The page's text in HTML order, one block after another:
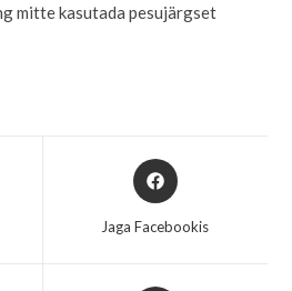
mitte kasutada pesujärgset
Jaga Facebookis